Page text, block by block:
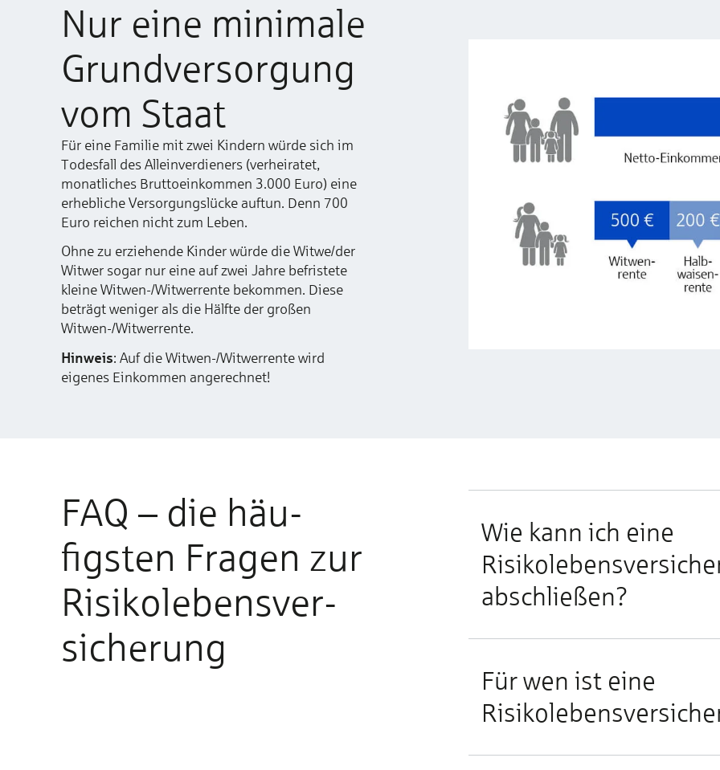
Nur eine minimale
Grund­versorgung
vom Staat
Für eine Familie mit zwei Kindern würde sich im
Todesfall des Alleinverdieners (verheiratet,
monatliches Bruttoeinkommen 3.000 Euro) eine
erhebliche Versorgungslücke auftun. Denn 700
Euro reichen nicht zum Leben.
Ohne zu erziehende Kinder würde die Witwe/der
Witwer sogar nur eine auf zwei Jahre befristete
kleine Witwen-/Witwerrente bekommen. Diese
beträgt weniger als die Hälfte der großen
Witwen-/Witwerrente.
Hinweis: Auf die Witwen-/Witwerrente wird
eigenes Einkommen angerechnet!
FAQ – die häu­
figsten Fra­gen zur
Risiko­lebens­ver­
sicherung
Wie kann ich eine
abschließen?
Für wen ist eine